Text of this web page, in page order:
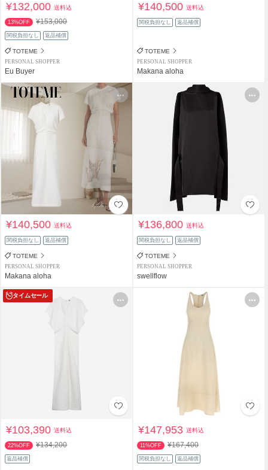
¥132,000送料込
13%OFF ¥153,000
関税負担なし 返品補償
TOTEME
PERSONAL SHOPPER
Eu Buyer
¥140,500送料込
関税負担なし 返品補償
TOTEME
PERSONAL SHOPPER
Makana aloha
¥140,500送料込
関税負担なし 返品補償
TOTEME
PERSONAL SHOPPER
Makana aloha
¥136,800送料込
関税負担なし 返品補償
TOTEME
PERSONAL SHOPPER
swellflow
タイムセール
¥103,390送料込
22%OFF ¥134,200
返品補償
¥147,953送料込
11%OFF ¥167,400
関税負担なし 返品補償